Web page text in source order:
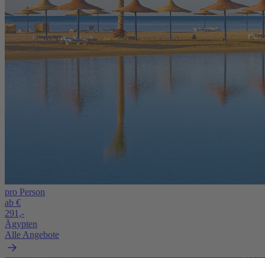
pro Person
ab €
291,-
Ägypten
Alle Angebote